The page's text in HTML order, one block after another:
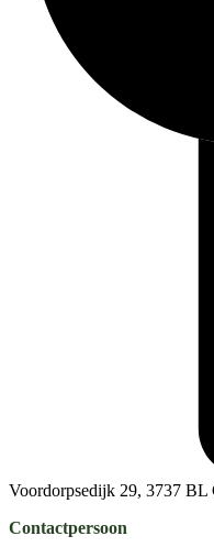
Voordorpsedijk 29, 3737 BL
Contactpersoon